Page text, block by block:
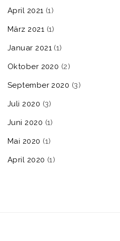
April 2021 (1)
März 2021 (1)
Januar 2021(1)
Oktober 2020 (2)
September 2020 (3)
Juli 2020 (3)
Juni 2020 (1)
Mai 2020 (1)
April 2020 (1)